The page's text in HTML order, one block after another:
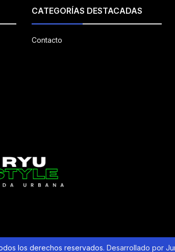
CATEGORÍAS DESTACADAS
Contacto
los derechos reservados. Desarrollado por